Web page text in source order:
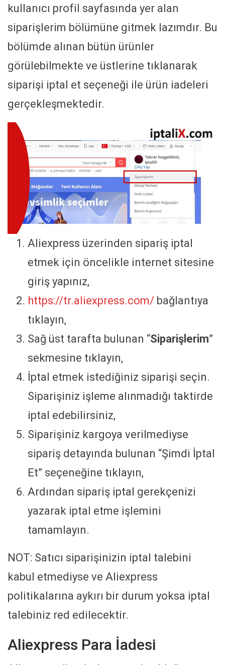
kullanıcı profil sayfasında yer alan
siparişlerim bölümüne gitmek lazımdır. Bu
bölümde alınan bütün ürünler
görülebilmekte ve üstlerine tıklanarak
siparişi iptal et seçeneği ile ürün iadeleri
gerçekleşmektedir.
Aliexpress üzerinden sipariş iptal
etmek için öncelikle internet sitesine
giriş yapınız,
https://tr.aliexpress.com/ bağlantıya
tıklayın,
Sağ üst tarafta bulunan “Siparişlerim”
sekmesine tıklayın,
İptal etmek istediğiniz siparişi seçin.
Siparişiniz işleme alınmadığı taktirde
iptal edebilirsiniz,
Siparişiniz kargoya verilmediyse
sipariş detayında bulunan “Şimdi İptal
Et” seçeneğine tıklayın,
Ardından sipariş iptal gerekçenizi
yazarak iptal etme işlemini
tamamlayın.
NOT: Satıcı siparişinizin iptal talebini
kabul etmediyse ve Aliexpress
politikalarına aykırı bir durum yoksa iptal
talebiniz red edilecektir.
Aliexpress Para İadesi